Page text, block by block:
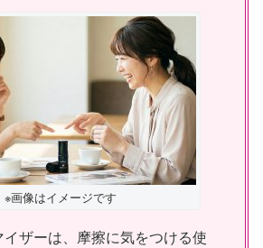
※画像はイメージです
イザーは、摩擦に気をつける使